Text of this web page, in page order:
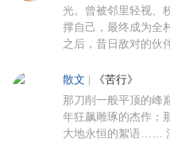
光。曾被邻里轻视、
撑自己，最终成为全
之后，昔日敌对的伙
散文 《苦行》
那刀削一般平顶的峰
年狂飙雕琢的杰作；
大地永恒的絮语……